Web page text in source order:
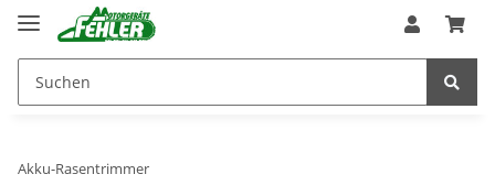
Akku-Rasentrimmer